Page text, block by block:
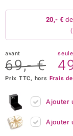
Collection
20,- €
avant
69,- €
Prix TTC, hors Frais
Ajouter
Ajouter